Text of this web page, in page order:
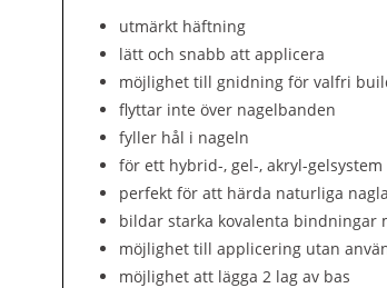
utmärkt häftning
lätt och snabb att applicera
möjlighet till gnidning för valfri
flyttar inte över nagelbanden
fyller hål i nageln
för ett hybrid-, gel-, akryl-gelsystem
perfekt för att härda naturliga
bildar starka kovalenta bindningar
möjlighet till applicering utan
möjlighet att lägga 2 lag av bas